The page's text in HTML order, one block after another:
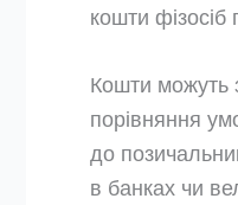
кошти
Кошти можуть
порівняння
до
в банках чи